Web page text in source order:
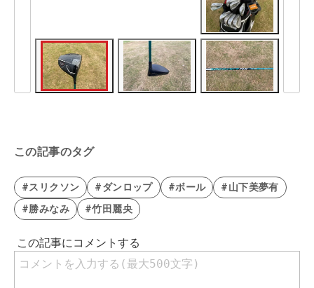
この記事のタグ
#スリクソン #ダンロップ #ボール
#山下美夢有
#勝みなみ
#竹田麗央